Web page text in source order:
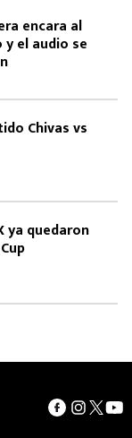
encara al
el audio se
Chivas vs
ya quedaron